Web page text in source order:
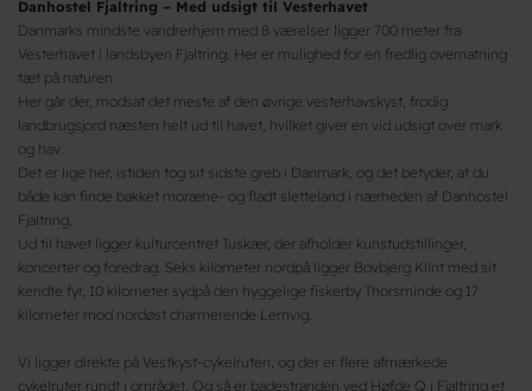
Danhostel Fjaltring – Med udsigt til Vesterhavet
Danmarks mindste vandrerhjem med 8 værelser ligger 700 meter fra
Vesterhavet i landsbyen Fjaltring. Her er mulighed for en fredlig overnatning
tæt på naturen.
Her går der, modsat det meste af den øvrige vesterhavskyst, frodig
landbrugsjord næsten helt ud til havet, hvilket giver en vid udsigt over mark
og hav.
Det er lige her, istiden tog sit sidste greb i Danmark, og det betyder, at du
både kan finde bakket moræne- og fladt sletteland i nærheden af Danhostel
Fjaltring.
Ud til havet ligger kulturcentret Tuskær, der afholder kunstudstillinger,
koncerter og foredrag. Seks kilometer nordpå ligger Bovbjerg Klint med sit
kendte fyr, 10 kilometer sydpå den hyggelige fiskerby Thorsminde og 17
kilometer mod nordøst charmerende Lemvig.
Vi ligger direkte på Vestkyst-cykelruten, og der er flere afmærkede
cykelruter rundt i området. Og så er badestranden ved Høfde Q i Fjaltring et